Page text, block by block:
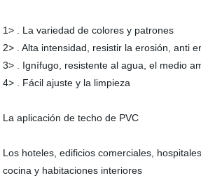
1> . La variedad de colores y patrones
2> . Alta intensidad, resistir la erosión, anti
3> . Ignífugo, resistente al agua, el medio
4> . Fácil ajuste y la limpieza
La aplicación de techo de PVC
Los hoteles, edificios comerciales,
cocina y habitaciones interiores